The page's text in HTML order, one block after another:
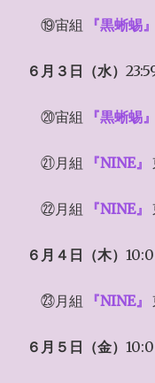
⑲宙組 『黒蜥蜴』
６月３日（水）
⑳宙組 『黒蜥蜴』
㉑月組 『NINE』
㉒月組 『NINE』
６月４日（木）
㉓月組 『NINE』
６月５日（金）